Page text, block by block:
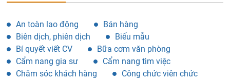
An toàn lao động
Bán hàng
Biên dịch, phiên dịch
Biểu mẫu
Bí quyết viết CV
Bữa cơm văn phòng
Cẩm nang gia sư
Cẩm nang tìm việc
Chăm sóc khách hàng
Công chức viên chức